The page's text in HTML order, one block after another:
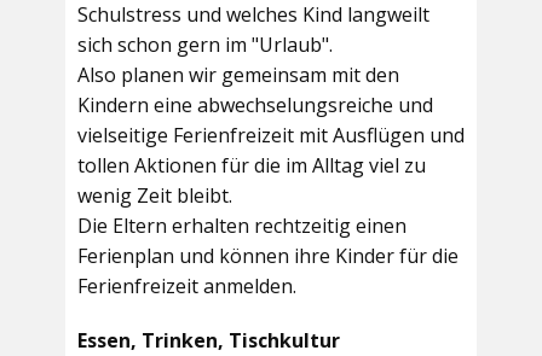
Schulstress und welches Kind langweilt
sich schon gern im "Urlaub".
Also planen wir gemeinsam mit den
Kindern eine abwechselungsreiche und
vielseitige Ferienfreizeit mit Ausflügen und
tollen Aktionen für die im Alltag viel zu
wenig Zeit bleibt.
Die Eltern erhalten rechtzeitig einen
Ferienplan und können ihre Kinder für die
Ferienfreizeit anmelden.
Essen, Trinken, Tischkultur